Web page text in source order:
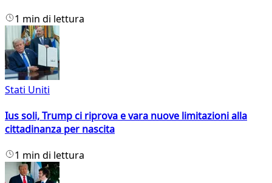
1 min di lettura
Stati Uniti
Ius soli, Trump ci riprova e vara nuove limitazioni alla
cittadinanza per nascita
1 min di lettura